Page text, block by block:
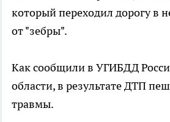
который переходил дорогу в
от "зебры".
Как сообщили в УГИБДД
области, в результате ДТП
травмы.